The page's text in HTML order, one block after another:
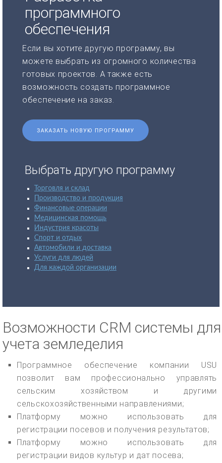
программного
обеспечения
Если вы хотите другую программу, вы
можете выбрать из огромного количества
готовых проектов. А также есть
возможность создать программное
обеспечение на заказ.
ЗАКАЗАТЬ НОВУЮ ПРОГРАММУ
Выбрать другую программу
Торговля и склад
Производство и продукция
Финансовые операции
Медицинская помощь
Индустрия красоты
Спорт и отдых
Автомобили и доставка
Услуги для людей
Для каждой организации
Возможности CRM системы для
учета земледелия
Программное обеспечение компании USU
позволит вам профессионально управлять
сельским хозяйством и другими
сельскохозяйственными направлениями;
Платформу можно использовать для
регистрации посевов и получения результатов;
Платформу можно использовать для
регистрации видов культур и дат посева;